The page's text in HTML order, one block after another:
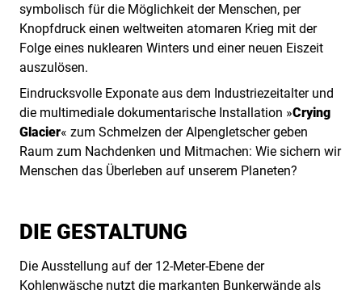
symbolisch für die Möglichkeit der Menschen, per
Knopfdruck einen weltweiten atomaren Krieg mit der
Folge eines nuklearen Winters und einer neuen Eiszeit
auszulösen.
Eindrucksvolle Exponate aus dem Industriezeitalter und
die multimediale dokumentarische Installation »Crying
Glacier« zum Schmelzen der Alpengletscher geben
Raum zum Nachdenken und Mitmachen: Wie sichern wir
Menschen das Überleben auf unserem Planeten?
DIE GESTALTUNG
Die Ausstellung auf der 12-Meter-Ebene der
Kohlenwäsche nutzt die markanten Bunkerwände als